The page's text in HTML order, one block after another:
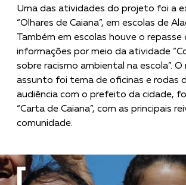
Uma das atividades do projeto foi a
“Olhares de Caiana”, em escolas de
Também em escolas houve o repasse
informações por meio da atividade
sobre racismo ambiental na escola”. O
assunto foi tema de oficinas e rodas
audiência com o prefeito da cidade,
“Carta de Caiana”, com as principais
comunidade.